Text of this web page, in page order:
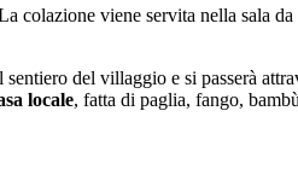
colazione viene servita nella sala
sentiero del villaggio e si passerà
locale, fatta di paglia, fango,